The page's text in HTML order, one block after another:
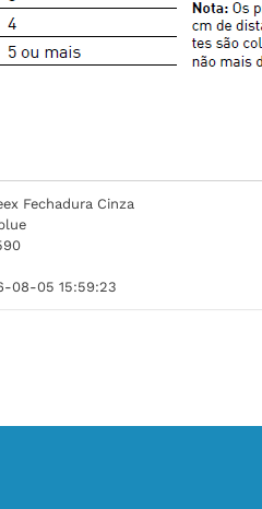
Fechadura Cinza
08-05 15:59:23